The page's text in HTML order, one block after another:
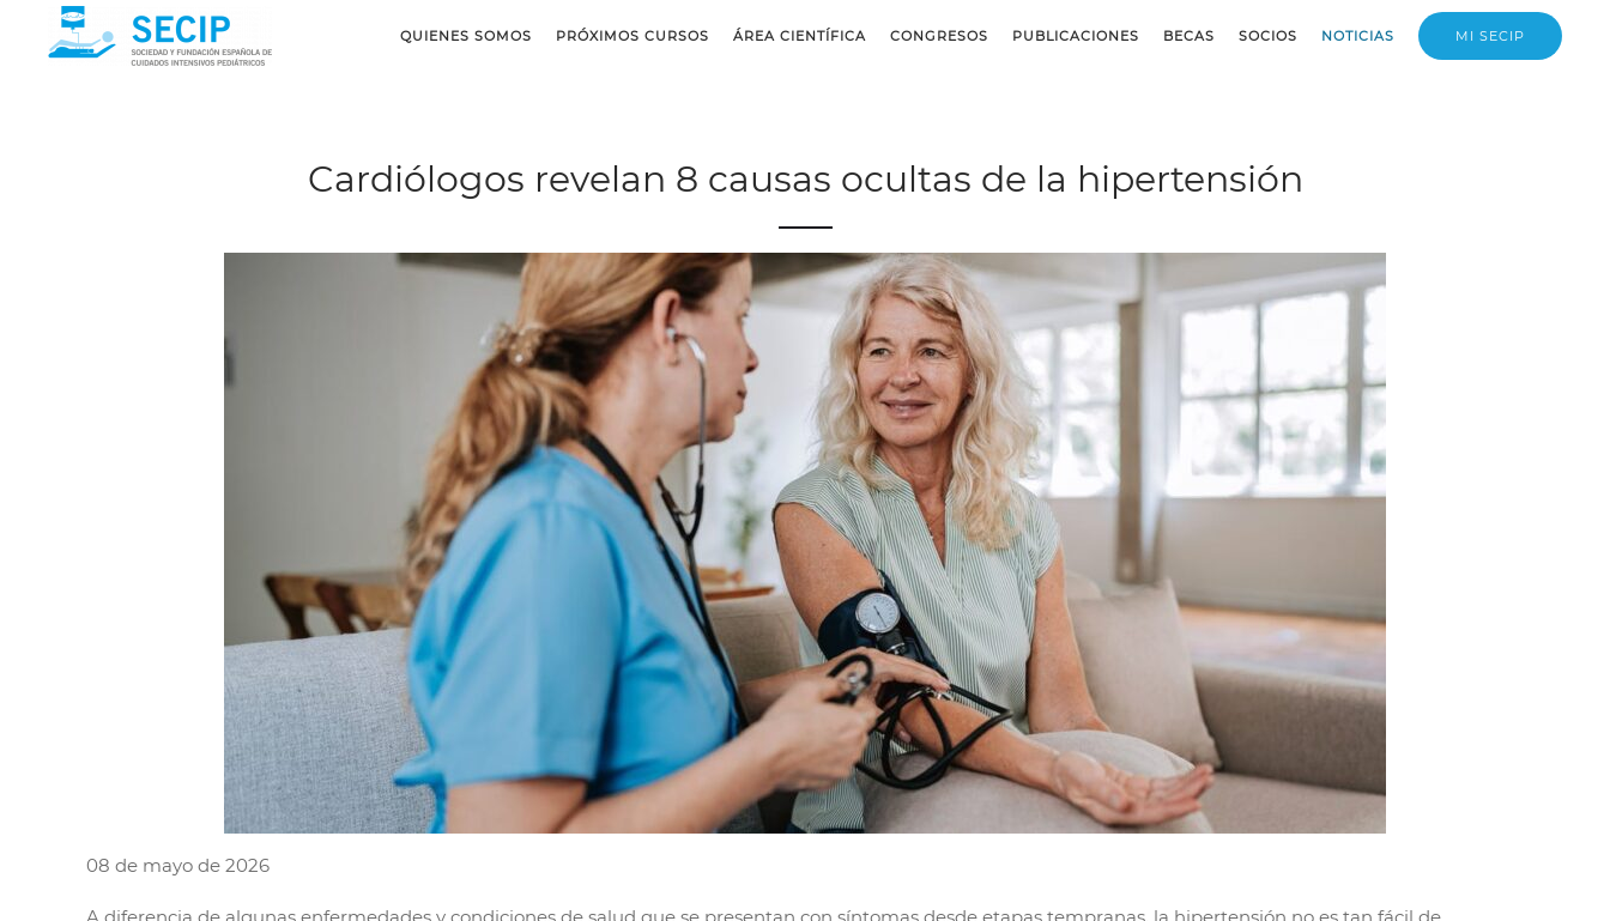
QUIENES SOMOS PRÓXIMOS CURSOS ÁREA CIENTÍFICA CONGRESOS PUBLICACIONES BECAS SOCIOS NOTICIAS MI SECIP
Cardiólogos revelan 8 causas ocultas de la hipertensión
08 de mayo de 2026